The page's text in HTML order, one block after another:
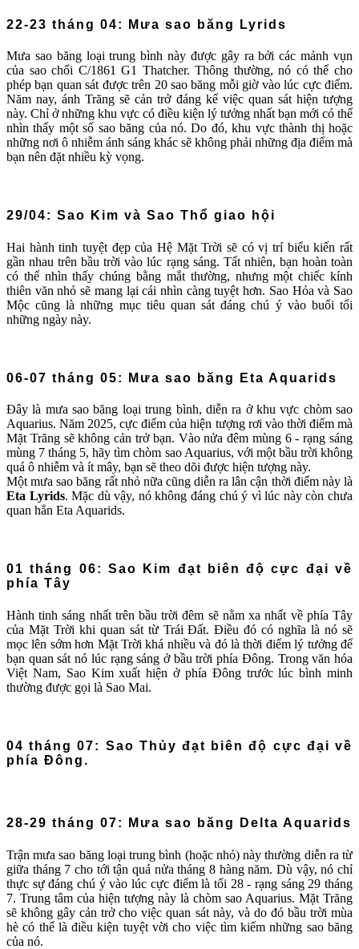
22-23 tháng 04: Mưa sao băng Lyrids
Mưa sao băng loại trung bình này được gây ra bởi các mảnh vụn
của sao chổi C/1861 G1 Thatcher. Thông thường, nó có thể cho
phép bạn quan sát được trên 20 sao băng mỗi giờ vào lúc cực điểm.
Năm nay, ánh Trăng sẽ cản trở đáng kể việc quan sát hiện tượng
này. Chỉ ở những khu vực có điều kiện lý tưởng nhất bạn mới có thể
nhìn thấy một số sao băng của nó. Do đó, khu vực thành thị hoặc
những nơi ô nhiễm ánh sáng khác sẽ không phải những địa điểm mà
bạn nên đặt nhiều kỳ vọng.
29/04: Sao Kim và Sao Thổ giao hội
Hai hành tinh tuyệt đẹp của Hệ Mặt Trời sẽ có vị trí biểu kiến rất
gần nhau trên bầu trời vào lúc rạng sáng. Tất nhiên, bạn hoàn toàn
có thể nhìn thấy chúng bằng mắt thường, nhưng một chiếc kính
thiên văn nhỏ sẽ mang lại cái nhìn càng tuyệt hơn. Sao Hỏa và Sao
Mộc cũng là những mục tiêu quan sát đáng chú ý vào buổi tối
những ngày này.
06-07 tháng 05: Mưa sao băng Eta Aquarids
Đây là mưa sao băng loại trung bình, diễn ra ở khu vực chòm sao
Aquarius. Năm 2025, cực điểm của hiện tượng rơi vào thời điểm mà
Mặt Trăng sẽ không cản trở bạn. Vào nửa đêm mùng 6 - rạng sáng
mùng 7 tháng 5, hãy tìm chòm sao Aquarius, với một bầu trời không
quá ô nhiễm và ít mây, bạn sẽ theo dõi được hiện tượng này.
Một mưa sao băng rất nhỏ nữa cũng diễn ra lân cận thời điểm này là
Eta Lyrids. Mặc dù vậy, nó không đáng chú ý vì lúc này còn chưa
quan hẳn Eta Aquarids.
01 tháng 06: Sao Kim đạt biên độ cực đại về
phía Tây
Hành tinh sáng nhất trên bầu trời đêm sẽ nằm xa nhất về phía Tây
của Mặt Trời khi quan sát từ Trái Đất. Điều đó có nghĩa là nó sẽ
mọc lên sớm hơn Mặt Trời khá nhiều và đó là thời điểm lý tưởng để
bạn quan sát nó lúc rạng sáng ở bầu trời phía Đông. Trong văn hóa
Việt Nam, Sao Kim xuất hiện ở phía Đông trước lúc bình minh
thường được gọi là Sao Mai.
04 tháng 07: Sao Thủy đạt biên độ cực đại về
phía Đông.
28-29 tháng 07: Mưa sao băng Delta Aquarids
Trận mưa sao băng loại trung bình (hoặc nhỏ) này thường diễn ra từ
giữa tháng 7 cho tới tận quá nửa tháng 8 hàng năm. Dù vậy, nó chỉ
thực sự đáng chú ý vào lúc cực điểm là tối 28 - rạng sáng 29 tháng
7. Trung tâm của hiện tượng này là chòm sao Aquarius. Mặt Trăng
sẽ không gây cản trở cho việc quan sát này, và do đó bầu trời mùa
hè có thể là điều kiện tuyệt vời cho việc tìm kiếm những sao băng
của nó.